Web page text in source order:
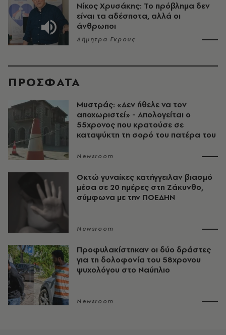
Νίκος Χρυσάκης: Το πρόβλημα δεν
είναι τα αδέσποτα, αλλά οι
άνθρωποι
Δήμητρα Γκρους
ΠΡΟΣΦΑΤΑ
Μυστράς: «Δεν ήθελε να τον
αποχωριστεί» - Απολογείται ο
55χρονος που κρατούσε σε
καταψύκτη τη σορό του πατέρα του
Newsroom
Οκτώ γυναίκες κατήγγειλαν βιασμό
μέσα σε 20 ημέρες στη Ζάκυνθο,
σύμφωνα με την ΠΟΕΔΗΝ
Newsroom
Προφυλακίστηκαν οι δύο δράστες
για τη δολοφονία του 58χρονου
ψυχολόγου στο Ναύπλιο
Newsroom